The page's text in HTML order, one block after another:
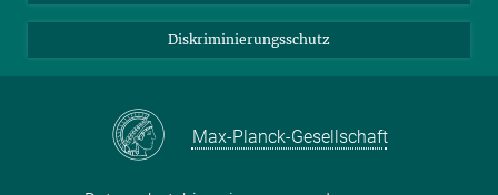
Diskriminierungsschutz
Max-Planck-Gesellschaft